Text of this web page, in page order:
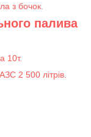
з бочок.
палива
10т.
2 500 літрів.